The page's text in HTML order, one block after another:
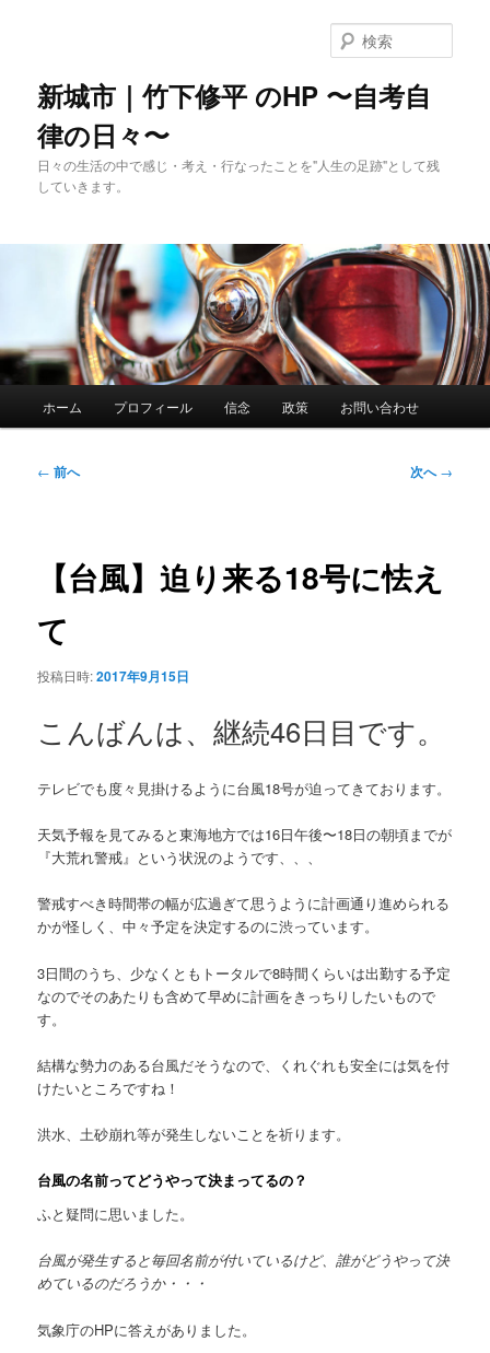
動
新城市｜竹下修平 のHP 〜自考自
律の日々〜
日々の生活の中で感じ・考え・行なったことを"人生の足跡"として残
していきます。
索
ホーム プロフィール 信念 政策 お問い合わせ
投
ョ
← 前へ 次へ→
【台風】迫り来る18号に怯え
て
投稿日時:2017年9月15日
こんばんは、継続46日目です。
テレビでも度々見掛けるように台風18号が迫ってきております。
天気予報を見てみると東海地方では16日午後〜18日の朝頃までが
『大荒れ警戒』という状況のようです、、、
警戒すべき時間帯の幅が広過ぎて思うように計画通り進められる
かが怪しく、中々予定を決定するのに渋っています。
3日間のうち、少なくともトータルで8時間くらいは出勤する予定
なのでそのあたりも含めて早めに計画をきっちりしたいもので
す。
結構な勢力のある台風だそうなので、くれぐれも安全には気を付
けたいところですね！
洪水、土砂崩れ等が発生しないことを祈ります。
台風の名前ってどうやって決まってるの？
ふと疑問に思いました。
台風が発生すると毎回名前が付いているけど、誰がどうやって決
めているのだろうか・・・
気象庁のHPに答えがありました。